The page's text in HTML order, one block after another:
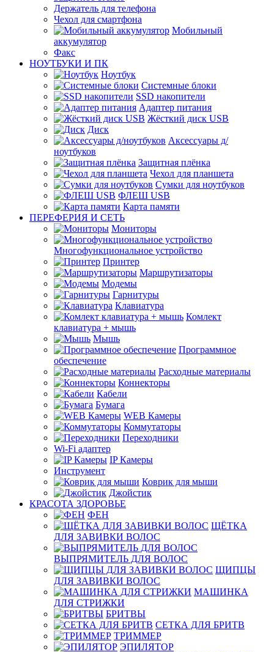
Держатель для телефона
Чехол для смартфона
Мобильный
аккумулятор
Факс
НОУТБУКИ И ПК
Ноутбук
Системные блоки
SSD накопители
Адаптер питания
Жёсткий диск USB
Диск
Аксессуары д/
ноутбуков
Защитная плёнка
Чехол для планшета
Сумки для ноутбуков
ФЛЕШ USB
Карта памяти
ПЕРЕФЕРИЯ И СЕТЬ
Мониторы
Многофункциональное устройство
Принтер
Маршрутизаторы
Модемы
Гарнитуры
Клавиатура
Комлект
клавиатура + мышь
Мышь
Программное
обеспечение
Расходные материалы
Коннекторы
Кабели
Бумага
WEB Камеры
Коммутаторы
Переходники
Wi-Fi адаптер
IP Камеры
Инструмент
Коврик для мыши
Джойстик
КРАСОТА ЗДОРОВЬЕ
ФЕН
ЩЁТКА
ДЛЯ ЗАВИВКИ ВОЛОС
ВЫПРЯМИТЕЛЬ ДЛЯ ВОЛОС
ЩИПЦЫ
ДЛЯ ЗАВИВКИ ВОЛОС
МАШИНКА
ДЛЯ СТРИЖКИ
БРИТВЫ
СЕТКА ДЛЯ БРИТВ
ТРИММЕР
ЭПИЛЯТОР